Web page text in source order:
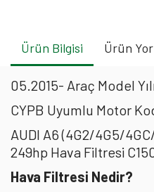
Ürün Bilgisi Ürün
05.2015- Araç Model
CYPB Uyumlu Motor
AUDI A6 (4G2/4G5/
249hp Hava Filtresi
Hava Filtresi Nedir?